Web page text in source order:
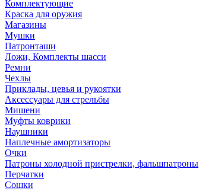
Комплектующие
Краска для оружия
Магазины
Мушки
Патронташи
Ложи, Комплекты шасси
Ремни
Чехлы
Приклады, цевья и рукоятки
Аксессуары для стрельбы
Мишени
Муфты коврики
Наушники
Наплечные амортизаторы
Очки
Патроны холодной пристрелки, фальшпатроны
Перчатки
Сошки